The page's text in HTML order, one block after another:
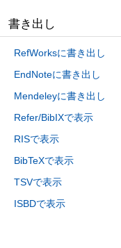
書き出し
RefWorksに書き出し
EndNoteに書き出し
Mendeleyに書き出し
Refer/BibIXで表示
RISで表示
BibTeXで表示
TSVで表示
ISBDで表示